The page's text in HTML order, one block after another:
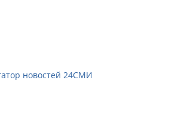
новостей 24СМИ